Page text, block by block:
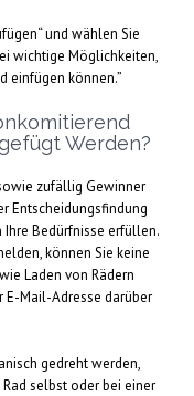
und wählen Sie
wichtige Möglichkeiten,
einfügen können.”
Werden?
zufällig Gewinner
Entscheidungsfindung
Bedürfnisse erfüllen.
können Sie keine
Laden von Rädern
E-Mail-Adresse darüber
gedreht werden,
selbst oder bei einer